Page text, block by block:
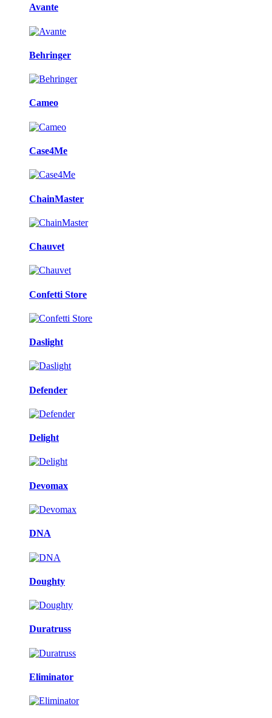
Avante
Behringer
Cameo
Case4Me
ChainMaster
Chauvet
Confetti Store
Daslight
Defender
Delight
Devomax
DNA
Doughty
Duratruss
Eliminator